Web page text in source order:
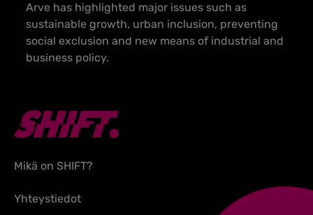
Arve has highlighted major issues such as
sustainable growth, urban inclusion, preventing
social exclusion and new means of industrial and
business policy.
Mikä on SHIFT?
Yhteystiedot